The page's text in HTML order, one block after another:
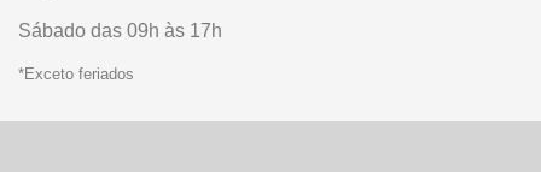
Sábado das 09h às 17h
*Exceto feriados